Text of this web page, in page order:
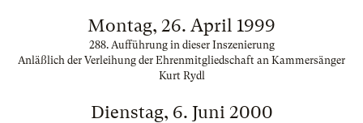
Montag, 26. April 1999
288. Aufführung in dieser Inszenierung
Anläßlich der Verleihung der Ehrenmitgliedschaft an Kammersänger
Kurt Rydl
Dienstag, 6. Juni 2000